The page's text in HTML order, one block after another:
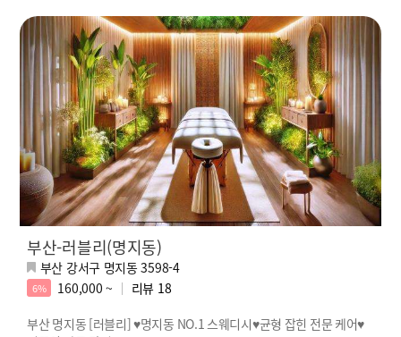
부산-러블리(명지동)
부산 강서구 명지동 3598-4
6% 160,000 ~ 리뷰 18
부산 명지동 [러블리] ♥명지동 NO.1 스웨디시♥균형 잡힌 전문 케어♥